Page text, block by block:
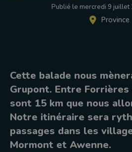
Publié le mercredi 9 juillet
Province
Cette balade nous
Grupont. Entre
sont 15 km que nous
Notre itinéraire sera
passages dans les
Mormont et Awenne.